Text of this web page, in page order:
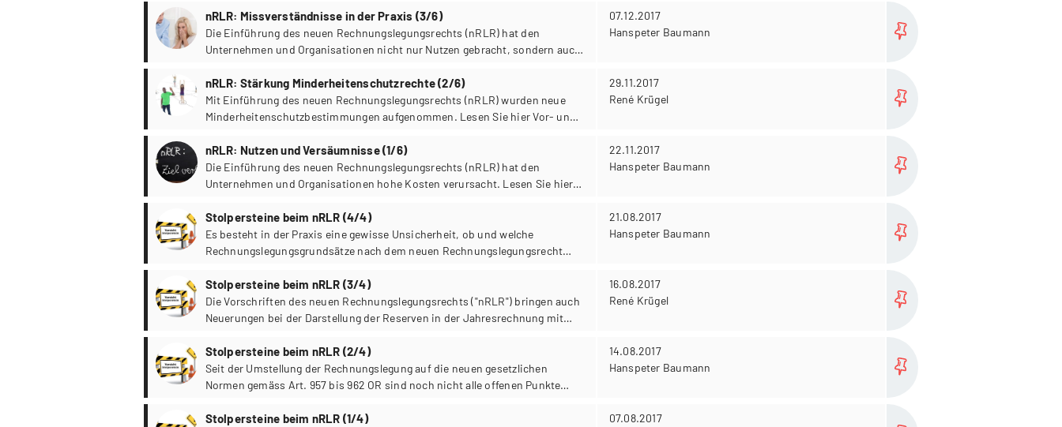
nRLR: Missverständnisse in der Praxis (3/6)
Die Einführung des neuen Rechnungslegungsrechts (nRLR) hat den
Unternehmen und Organisationen nicht nur Nutzen gebracht, sondern auch
Einführung des nRLR ergangen sind, erfahren Sie in dieser Blogreihe.
07.12.2017
Hanspeter Baumann
nRLR: Stärkung Minderheitenschutzrechte (2/6)
Mit Einführung des neuen Rechnungslegungsrechts (nRLR) wurden neue
Minderheitenschutzbestimmungen aufgenommen. Lesen Sie hier Vor- und
29.11.2017
René Krügel
nRLR: Nutzen und Versäumnisse (1/6)
Die Einführung des neuen Rechnungslegungsrechts (nRLR) hat den
Unternehmen und Organisationen hohe Kosten verursacht. Lesen Sie hier
22.11.2017
Hanspeter Baumann
Stolpersteine beim nRLR (4/4)
Es besteht in der Praxis eine gewisse Unsicherheit, ob und welche
Rechnungslegungsgrundsätze nach dem neuen Rechnungslegungsrecht
21.08.2017
Hanspeter Baumann
Stolpersteine beim nRLR (3/4)
Die Vorschriften des neuen Rechnungslegungsrechts ("nRLR") bringen auch
Neuerungen bei der Darstellung der Reserven in der Jahresrechnung mit
16.08.2017
René Krügel
Stolpersteine beim nRLR (2/4)
Seit der Umstellung der Rechnungslegung auf die neuen gesetzlichen
Normen gemäss Art. 957 bis 962 OR sind noch nicht alle offenen Punkte
14.08.2017
Hanspeter Baumann
Stolpersteine beim nRLR (1/4)
07.08.2017